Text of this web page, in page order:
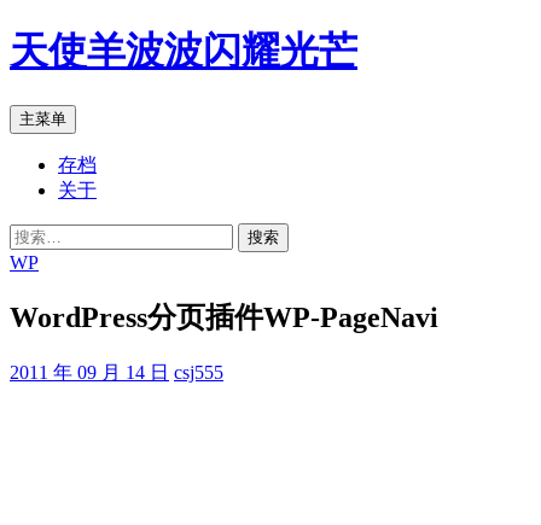
跳
至
文
天使羊波波闪耀光芒
搜
索
主菜单
存档
关于
搜
索：
WP
WordPress分页插件WP-PageNavi
2011 年 09 月 14 日 csj555